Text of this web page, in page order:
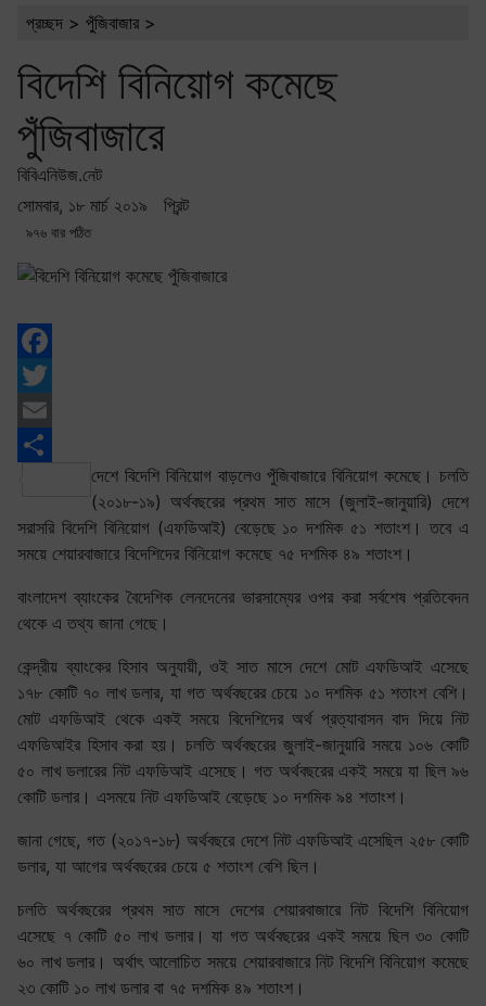
প্রচ্ছদ > পুঁজিবাজার >
বিদেশি বিনিয়োগ কমেছে
পুঁজিবাজারে
বিবিএনিউজ.নেট
সোমবার, ১৮ মার্চ ২০১৯ প্রিন্ট
৯৭৬ বার পঠিত
Facebook
Twitter
Email
Share
দেশে বিদেশি বিনিয়োগ বাড়লেও পুঁজিবাজারে বিনিয়োগ কমেছে। চলতি
(২০১৮-১৯) অর্থবছরের প্রথম সাত মাসে (জুলাই-জানুয়ারি) দেশে
সরাসরি বিদেশি বিনিয়োগ (এফডিআই) বেড়েছে ১০ দশমিক ৫১ শতাংশ। তবে এ
সময়ে শেয়ারবাজারে বিদেশিদের বিনিয়োগ কমেছে ৭৫ দশমিক ৪৯ শতাংশ।
বাংলাদেশ ব্যাংকের বৈদেশিক লেনদেনের ভারসাম্যের ওপর করা সর্বশেষ প্রতিবেদন
থেকে এ তথ্য জানা গেছে।
কেন্দ্রীয় ব্যাংকের হিসাব অনুযায়ী, ওই সাত মাসে দেশে মোট এফডিআই এসেছে
১৭৮ কোটি ৭০ লাখ ডলার, যা গত অর্থবছরের চেয়ে ১০ দশমিক ৫১ শতাংশ বেশি।
মোট এফডিআই থেকে একই সময়ে বিদেশিদের অর্থ প্রত্যাবাসন বাদ দিয়ে নিট
এফডিআইর হিসাব করা হয়। চলতি অর্থবছরের জুলাই-জানুয়ারি সময়ে ১০৬ কোটি
৫০ লাখ ডলারের নিট এফডিআই এসেছে। গত অর্থবছরের একই সময়ে যা ছিল ৯৬
কোটি ডলার। এসময়ে নিট এফডিআই বেড়েছে ১০ দশমিক ৯৪ শতাংশ।
জানা গেছে, গত (২০১৭-১৮) অর্থবছরে দেশে নিট এফডিআই এসেছিল ২৫৮ কোটি
ডলার, যা আগের অর্থবছরের চেয়ে ৫ শতাংশ বেশি ছিল।
চলতি অর্থবছরের প্রথম সাত মাসে দেশের শেয়ারবাজারে নিট বিদেশি বিনিয়োগ
এসেছে ৭ কোটি ৫০ লাখ ডলার। যা গত অর্থবছরের একই সময়ে ছিল ৩০ কোটি
৬০ লাখ ডলার। অর্থাৎ আলোচিত সময়ে শেয়ারবাজারে নিট বিদেশি বিনিয়োগ কমেছে
২৩ কোটি ১০ লাখ ডলার বা ৭৫ দশমিক ৪৯ শতাংশ।